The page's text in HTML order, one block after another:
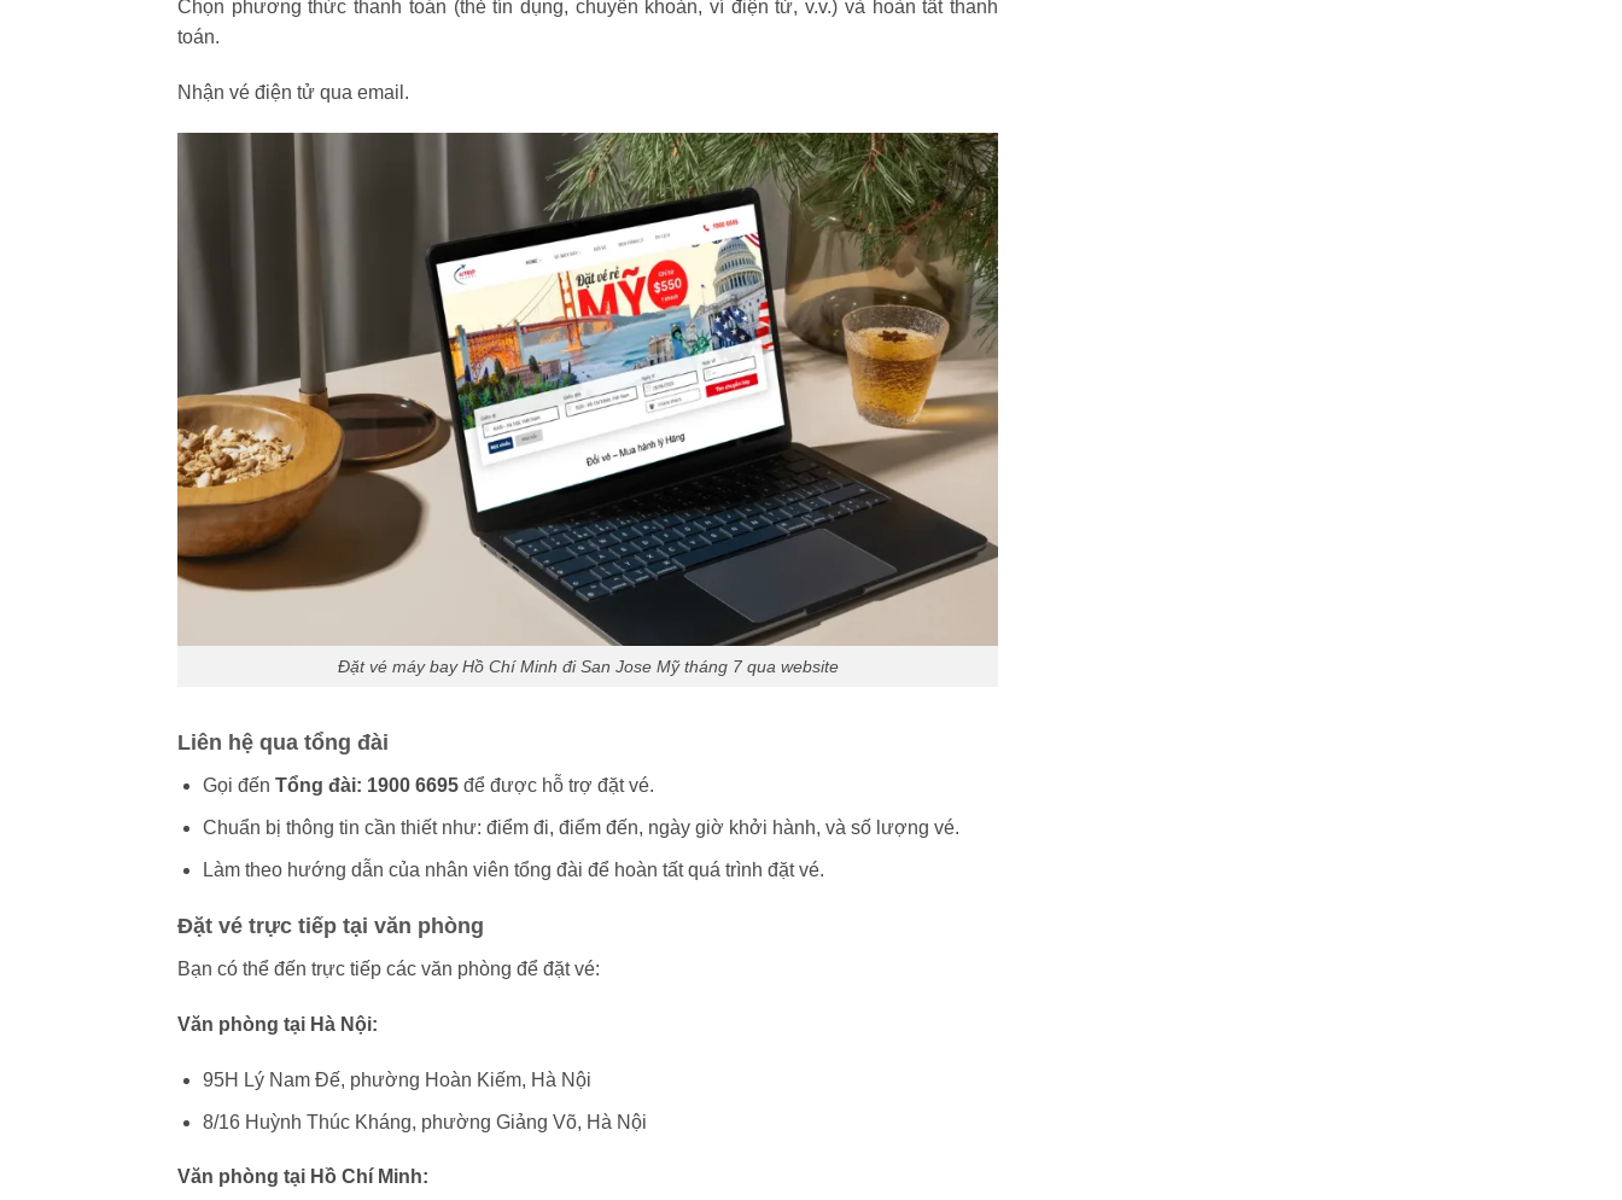
Chọn phương thức thanh toán (thẻ tín dụng, chuyển khoản, ví điện tử, v.v.) và hoàn tất thanh
toán.
Nhận vé điện tử qua email.
Đặt vé máy bay Hồ Chí Minh đi San Jose Mỹ tháng 7 qua website
Liên hệ qua tổng đài
Gọi đến Tổng đài: 1900 6695để được hỗ trợ đặt vé.
Chuẩn bị thông tin cần thiết như: điểm đi, điểm đến, ngày giờ khởi hành, và số lượng vé.
Làm theo hướng dẫn của nhân viên tổng đài để hoàn tất quá trình đặt vé.
Đặt vé trực tiếp tại văn phòng
Bạn có thể đến trực tiếp các văn phòng để đặt vé:
Văn phòng tại Hà Nội:
95H Lý Nam Đế, phường Hoàn Kiếm, Hà Nội
8/16 Huỳnh Thúc Kháng, phường Giảng Võ, Hà Nội
Văn phòng tại Hồ Chí Minh: